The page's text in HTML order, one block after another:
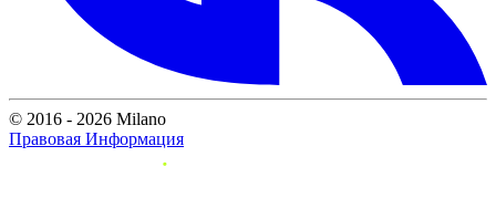
© 2016 - 2026 Milano
Правовая Информация